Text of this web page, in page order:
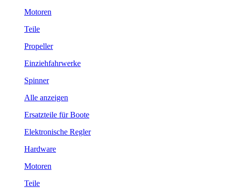
Motoren
Teile
Propeller
Einziehfahrwerke
Spinner
Alle anzeigen
Ersatzteile für Boote
Elektronische Regler
Hardware
Motoren
Teile